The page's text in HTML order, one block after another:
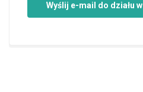
Wyślij e-mail do działu